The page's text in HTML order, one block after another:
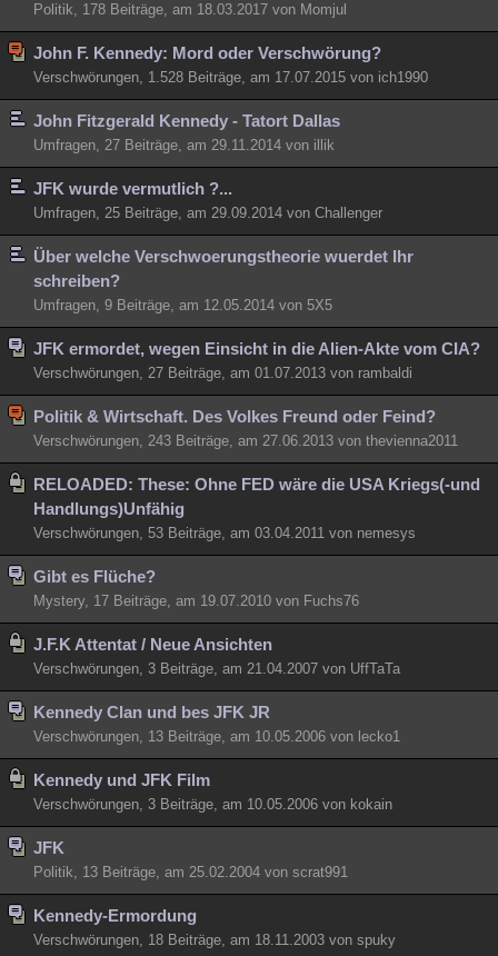
Lesenswert Schlüsselwörter
Politik, 178 Beiträge, am 18.03.2017 von Momjul
John F. Kennedy: Mord oder Verschwörung?
Verschwörungen, 1.528 Beiträge, am 17.07.2015 von ich1990
John Fitzgerald Kennedy - Tatort Dallas
Umfragen, 27 Beiträge, am 29.11.2014 von illik
JFK wurde vermutlich ?...
Umfragen, 25 Beiträge, am 29.09.2014 von Challenger
Über welche Verschwoerungstheorie wuerdet Ihr
schreiben?
Umfragen, 9 Beiträge, am 12.05.2014 von 5X5
JFK ermordet, wegen Einsicht in die Alien-Akte vom CIA?
Verschwörungen, 27 Beiträge, am 01.07.2013 von rambaldi
Politik & Wirtschaft. Des Volkes Freund oder Feind?
Verschwörungen, 243 Beiträge, am 27.06.2013 von thevienna2011
RELOADED: These: Ohne FED wäre die USA Kriegs(-und
Handlungs)Unfähig
Verschwörungen, 53 Beiträge, am 03.04.2011 von nemesys
Gibt es Flüche?
Mystery, 17 Beiträge, am 19.07.2010 von Fuchs76
J.F.K Attentat / Neue Ansichten
Verschwörungen, 3 Beiträge, am 21.04.2007 von UffTaTa
Kennedy Clan und bes JFK JR
Verschwörungen, 13 Beiträge, am 10.05.2006 von lecko1
Kennedy und JFK Film
Verschwörungen, 3 Beiträge, am 10.05.2006 von kokain
JFK
Politik, 13 Beiträge, am 25.02.2004 von scrat991
Kennedy-Ermordung
Verschwörungen, 18 Beiträge, am 18.11.2003 von spuky